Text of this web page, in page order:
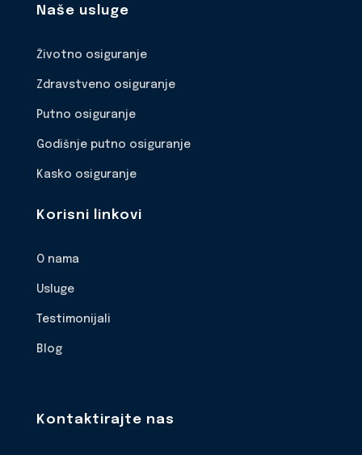
Naše usluge
Životno osiguranje
Zdravstveno osiguranje
Putno osiguranje
Godišnje putno osiguranje
Kasko osiguranje
Korisni linkovi
O nama
Usluge
Testimonijali
Blog
Kontaktirajte nas